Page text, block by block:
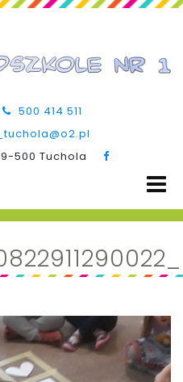
500 414 511
500 Tuchola